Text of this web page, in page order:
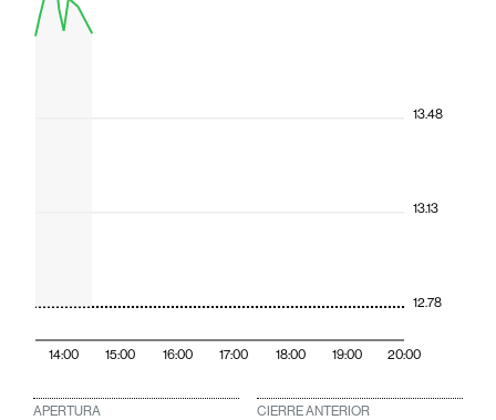
14:00 15:00 16:00 17:00 18:00 19:00 20:00
12.78
13.13
13.48
APERTURA CIERRE ANTERIOR